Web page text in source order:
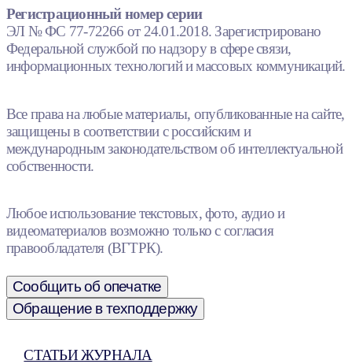
Регистрационный номер серии
ЭЛ № ФС 77-72266 от 24.01.2018. Зарегистрировано
Федеральной службой по надзору в сфере связи,
информационных технологий и массовых коммуникаций.
Все права на любые материалы, опубликованные на сайте,
защищены в соответствии с российским и
международным законодательством об интеллектуальной
собственности.
Любое использование текстовых, фото, аудио и
видеоматериалов возможно только с согласия
правообладателя (ВГТРК).
Сообщить об опечатке
Обращение в техподдержку
СТАТЬИ ЖУРНАЛА